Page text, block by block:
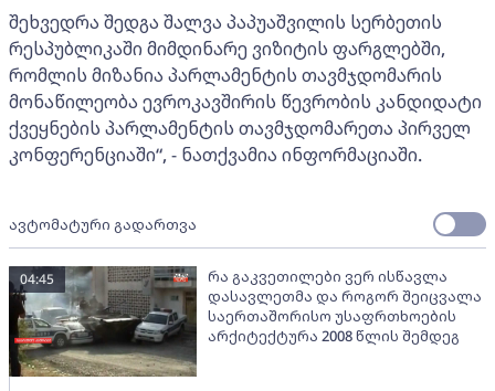
შეხვედრა შედგა შალვა პაპუაშვილის სერბეთის
რესპუბლიკაში მიმდინარე ვიზიტის ფარგლებში,
რომლის მიზანია პარლამენტის თავმჯდომარის
მონაწილეობა ევროკავშირის წევრობის კანდიდატი
ქვეყნების პარლამენტის თავმჯდომარეთა პირველ
კონფერენციაში“, - ნათქვამია ინფორმაციაში.
ავტომატური გადართვა
რა გაკვეთილები ვერ ისწავლა
დასავლეთმა და როგორ შეიცვალა
საერთაშორისო უსაფრთხოების
არქიტექტურა 2008 წლის შემდეგ
04:45